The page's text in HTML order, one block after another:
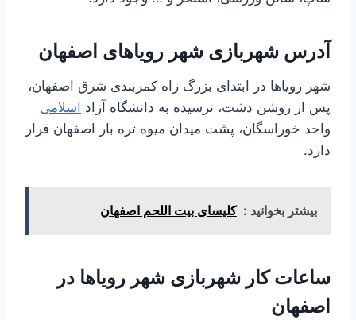
آدرس شهربازی شهر رویاهای اصفهان
شهر رویاها در ابتدای بزرگ راه کمربندی شرق اصفهان،
پس از روشن دشت، نرسیده به دانشگاه آزاد اسلامی
واحد خوراسگان، پشت میدان میوه تره بار اصفهان قرار
دارد.
بیشتر بخوانید : کلیسای بیت اللحم اصفهان
ساعات کار شهربازی شهر رویاها در
اصفهان